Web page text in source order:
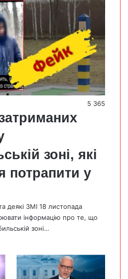
5 365
зоні, які
потрапити у
деякі ЗМІ 18 листопада
інформацію про те, що
зоні…